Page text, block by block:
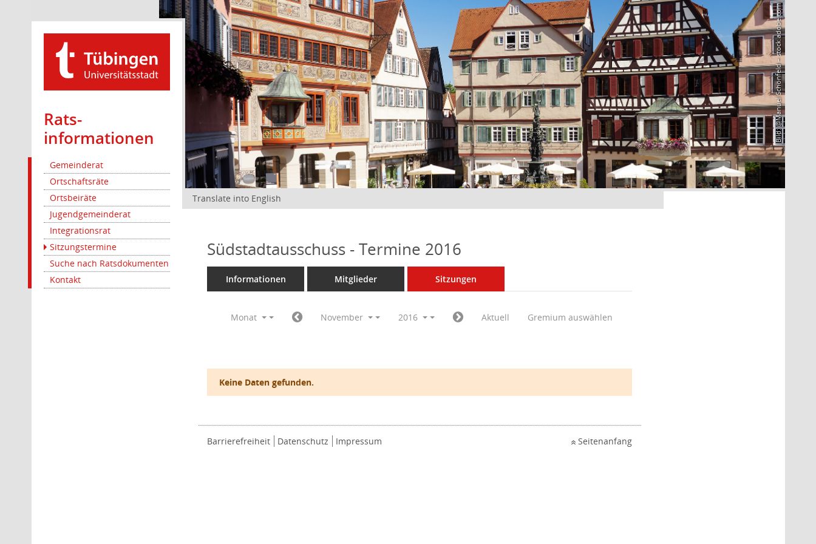
Rats­
informationen
Gemeinderat
Ortschaftsräte
Ortsbeiräte
Jugendgemeinderat
Integrationsrat
Sitzungstermine
Suche nach Ratsdokumenten
Kontakt
Bild: @Manuel Schönfeld – stock.adobe.com
Translate into English
Südstadtausschuss - Termine 2016
Informationen Mitglieder Sitzungen
Monat November 2016 Aktuell Gremium auswählen
Keine Daten gefunden.
Barrierefreiheit Datenschutz Impressum Seitenanfang